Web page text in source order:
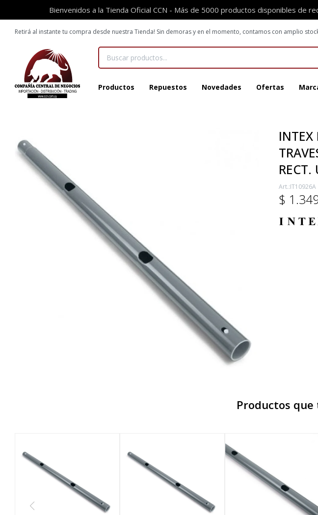
Bienvenidos a la Tienda Oficial CCN - Más de 5000 productos disponibles de
Productos Repuestos Novedades Ofertas
Retirá al instante tu compra desde nuestra Tienda! Sin demoras y en el momento, contamos con amplio
INTEX
RECT.
IT10926A
$
Productos